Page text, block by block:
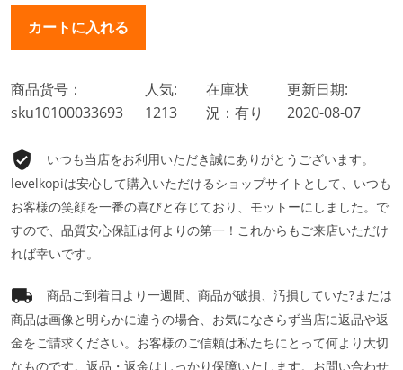
商品货号：
sku10100033693
人気:
1213
在庫状
況：有り
更新日期:
2020-08-07
いつも当店をお利用いただき誠にありがとうございます。
levelkopiは安心して購入いただけるショップサイトとして、いつも
お客様の笑顔を一番の喜びと存じており、モットーにしました。で
すので、品質安心保証は何よりの第一！これからもご来店いただけ
れば幸いです。
商品ご到着日より一週間、商品が破損、汚損していた?または
商品は画像と明らかに違うの場合、お気になさらず当店に返品や返
金をご請求ください。お客様のご信頼は私たちにとって何より大切
なものです。返品・返金はしっかり保障いたします。お問い合わせ